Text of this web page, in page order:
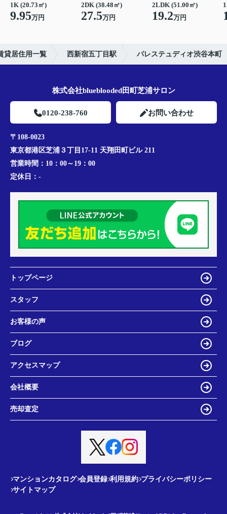
1K (20.73㎡)
9.95万円
2DK (38.48㎡)
27.5万円
2LDK (51.00㎡)
19.2万円
貸居住用一覧 西新宿五丁目駅 パレステュディオ渋谷本町
株式会社blueblooded田町芝浦サロン
0120-238-760 お問い合わせ
〒108-0023
東京都港区芝浦３丁目17-11 天翔田町ビル 211
営業時間： 10：00～19：00
定休日： -
トップページ
スタッフ
お客様の声
ブログ
アクセスマップ
会社概要
売却査定
マンションカタログ 会員登録 利用規約 プライバシーポリシー
サイトマップ